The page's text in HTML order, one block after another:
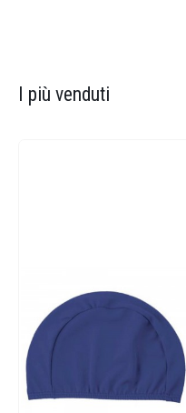
I più venduti